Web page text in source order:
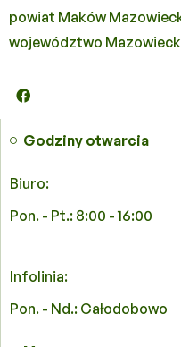
powiat Maków
województwo
Godziny otwarcia
Biuro:
Pon. - Pt.: 8:00 - 16:00
Infolinia:
Pon. - Nd.: Całodobowo